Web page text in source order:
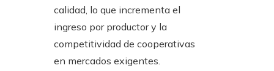
calidad, lo que incrementa el
ingreso por productor y la
competitividad de cooperativas
en mercados exigentes.